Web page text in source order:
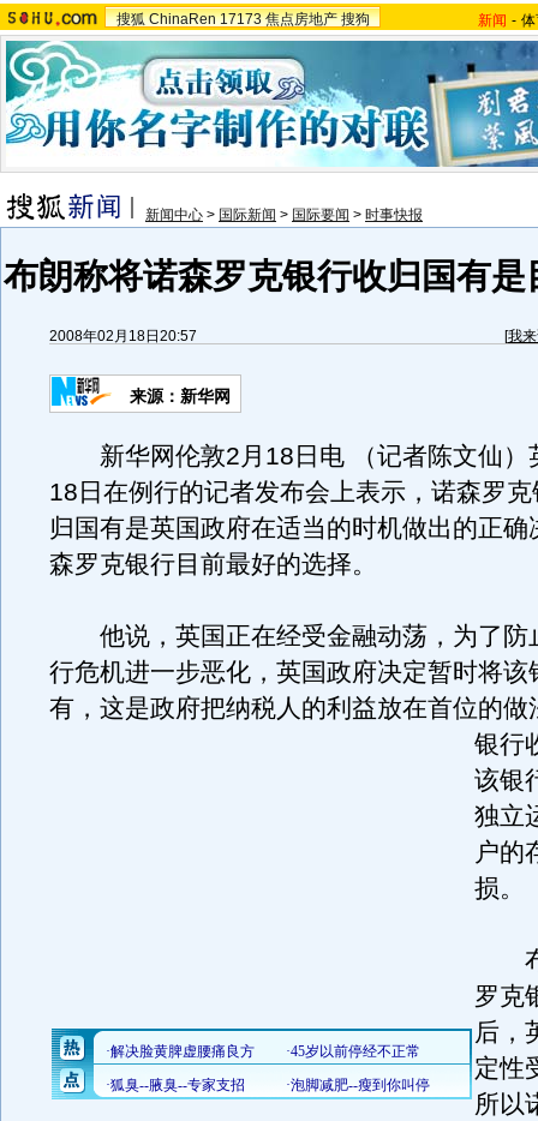
搜狐 ChinaRen 17173 焦点房地产 搜狗 新闻 -
新闻中心 > 国际新闻 > 国际要闻 > 时事快报
布朗称将诺森罗克银行收归国有是
2008年02月18日20:57 [我
来源：新华网
新华网伦敦2月18日电 （记者陈文仙）
18日在例行的记者发布会上表示，诺森罗
归国有是英国政府在适当的时机做出的正确
森罗克银行目前最好的选择。
他说，英国正在经受金融动荡，为了防
行危机进一步恶化，英国政府决定暂时将该
有，这是政府把纳税人的利益放在首位的做
银行
该银
独立
户的
损。
布
罗克
后，
定性
所以